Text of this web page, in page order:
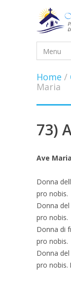
Home /
Maria
73)
Ave
Donna
pro nobis.
Donna
pro nobis.
Donna di
pro nobis.
Donna
pro nobis.